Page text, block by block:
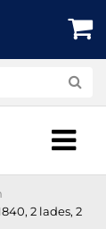
2 lades, 2